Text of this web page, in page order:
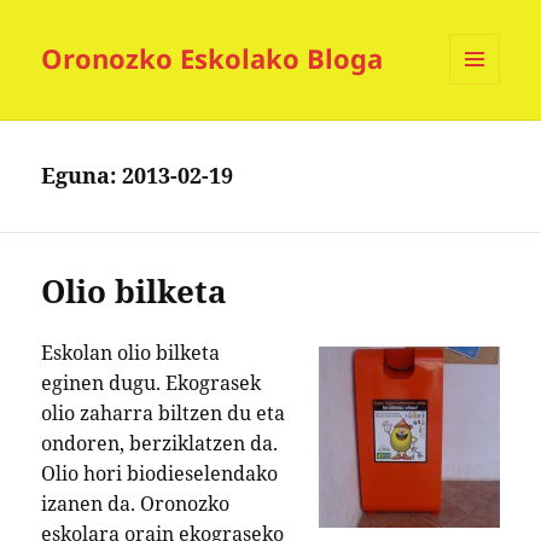
Oronozko Eskolako Bloga
Eguna:2013-02-19
Olio bilketa
Eskolan olio bilketa
eginen dugu. Ekograsek
olio zaharra biltzen du eta
ondoren, berziklatzen da.
Olio hori biodieselendako
izanen da. Oronozko
eskolara orain ekograseko